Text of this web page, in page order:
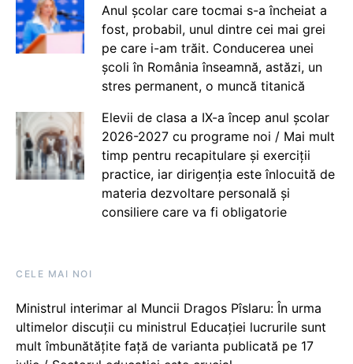
Anul școlar care tocmai s-a încheiat a
fost, probabil, unul dintre cei mai grei
pe care i-am trăit. Conducerea unei
școli în România înseamnă, astăzi, un
stres permanent, o muncă titanică
Elevii de clasa a IX-a încep anul școlar
2026-2027 cu programe noi / Mai mult
timp pentru recapitulare și exerciții
practice, iar dirigenția este înlocuită de
materia dezvoltare personală și
consiliere care va fi obligatorie
CELE MAI NOI
Ministrul interimar al Muncii Dragos Pîslaru: În urma
ultimelor discuții cu ministrul Educației lucrurile sunt
mult îmbunătățite față de varianta publicată pe 17